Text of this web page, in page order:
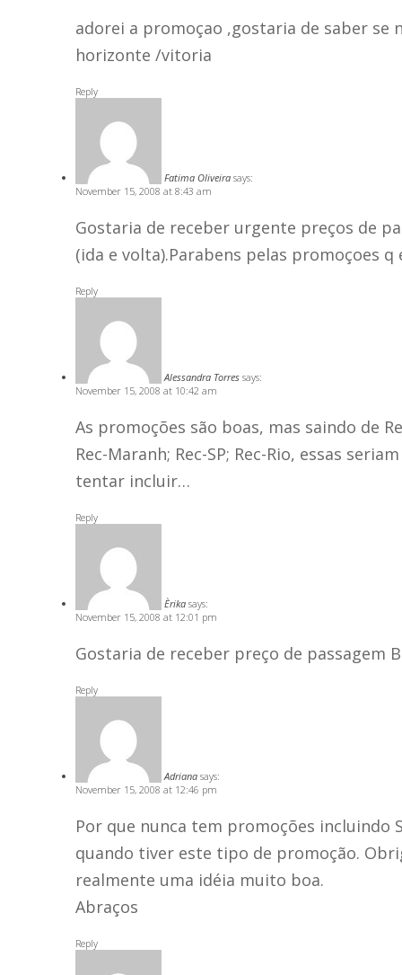
adorei a promoçao ,gostaria de saber se
horizonte /vitoria
Reply
Fatima Oliveira says:
November 15, 2008 at 8:43 am
Gostaria de receber urgente preços de
(ida e volta).Parabens pelas promoçoes
Reply
Alessandra Torres says:
November 15, 2008 at 10:42 am
As promoções são boas, mas saindo de
Rec-Maranh; Rec-SP; Rec-Rio, essas
tentar incluir…
Reply
Èrika says:
November 15, 2008 at 12:01 pm
Gostaria de receber preço de passagem
Reply
Adriana says:
November 15, 2008 at 12:46 pm
Por que nunca tem promoções incluindo
quando tiver este tipo de promoção.
realmente uma idéia muito boa.
Abraços
Reply